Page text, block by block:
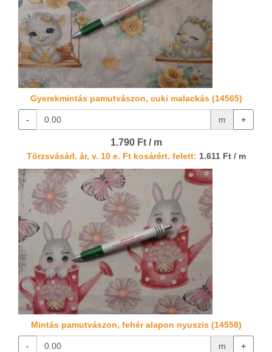
Gyerekmintás pamutvászon, cuki malackás (14565)
- m +
1.790 Ft / m
Törzsvásárl. ár, v. 10 e. Ft kosárért. felett: 1.611 Ft / m
Mintás pamutvászon, fehér alapon nyuszis (14558)
- m +